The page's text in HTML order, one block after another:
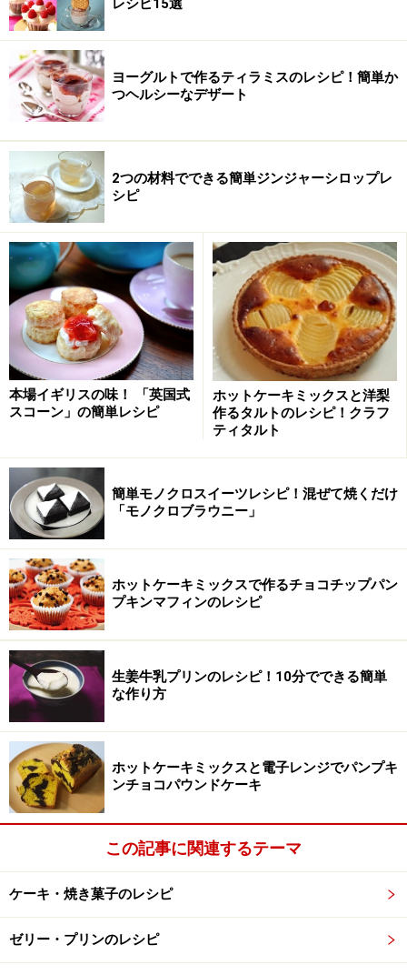
ヨーグルトで作るティラミスのレシピ！簡単か
つヘルシーなデザート
2つの材料でできる簡単ジンジャーシロップレ
シピ
本場イギリスの味！ 「英国式
スコーン」の簡単レシピ
ホットケーキミックスと洋梨
作るタルトのレシピ！クラフ
ティタルト
簡単モノクロスイーツレシピ！混ぜて焼くだけ
「モノクロブラウニー」
ホットケーキミックスで作るチョコチップパン
プキンマフィンのレシピ
生姜牛乳プリンのレシピ！10分でできる簡単
な作り方
ホットケーキミックスと電子レンジでパンプキ
ンチョコパウンドケーキ
この記事に関連するテーマ
ケーキ・焼き菓子のレシピ
ゼリー・プリンのレシピ